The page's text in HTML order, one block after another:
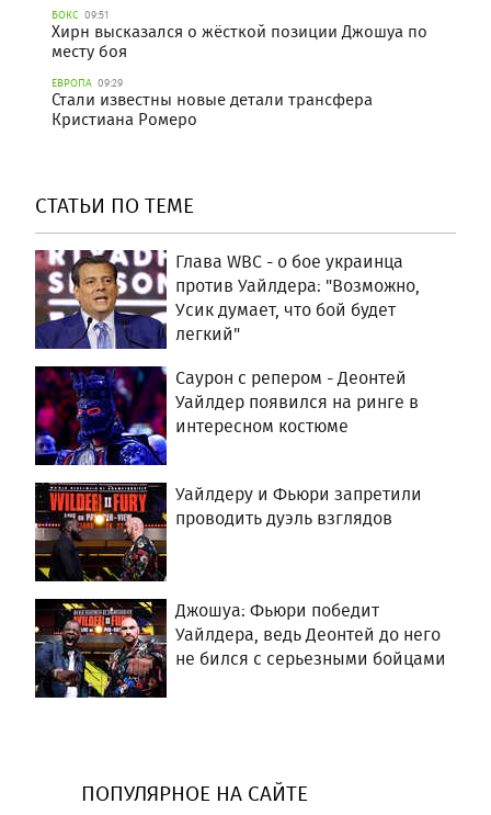
БОКС 09:51
Хирн высказался о жёсткой позиции Джошуа по
месту боя
ЕВРОПА 09:29
Стали известны новые детали трансфера
Кристиана Ромеро
СТАТЬИ ПО ТЕМЕ
Глава WBC - о бое украинца
против Уайлдера: "Возможно,
Усик думает, что бой будет
легкий"
Саурон с репером - Деонтей
Уайлдер появился на ринге в
интересном костюме
Уайлдеру и Фьюри запретили
проводить дуэль взглядов
Джошуа: Фьюри победит
Уайлдера, ведь Деонтей до него
не бился с серьезными бойцами
ПОПУЛЯРНОЕ НА САЙТЕ